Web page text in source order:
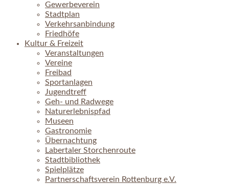
Gewerbeverein
Stadtplan
Verkehrsanbindung
Friedhöfe
Kultur & Freizeit
Veranstaltungen
Vereine
Freibad
Sportanlagen
Jugendtreff
Geh- und Radwege
Naturerlebnispfad
Museen
Gastronomie
Übernachtung
Labertaler Storchenroute
Stadtbibliothek
Spielplätze
Partnerschaftsverein Rottenburg e.V.